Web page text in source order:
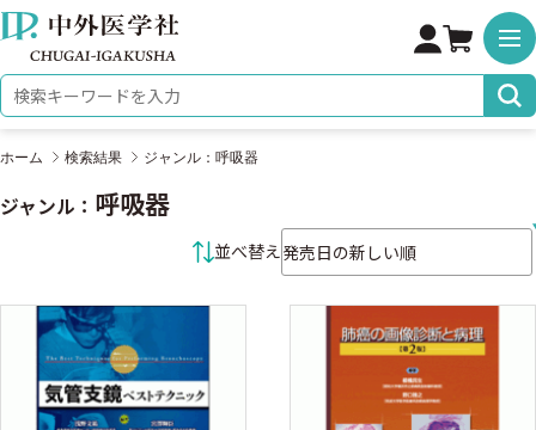
株式会社 中外医学社
検索キーワード
ホーム 検索結果 ジャンル：呼吸器
ジャンル： 呼吸器
並べ替え並べ替え条件